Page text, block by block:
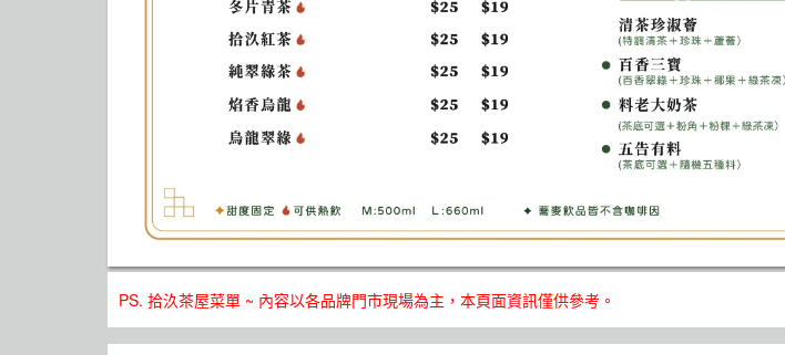
PS. 拾汣茶屋菜單 ~ 內容以各品牌門市現場為主，本頁面資訊僅供參考。